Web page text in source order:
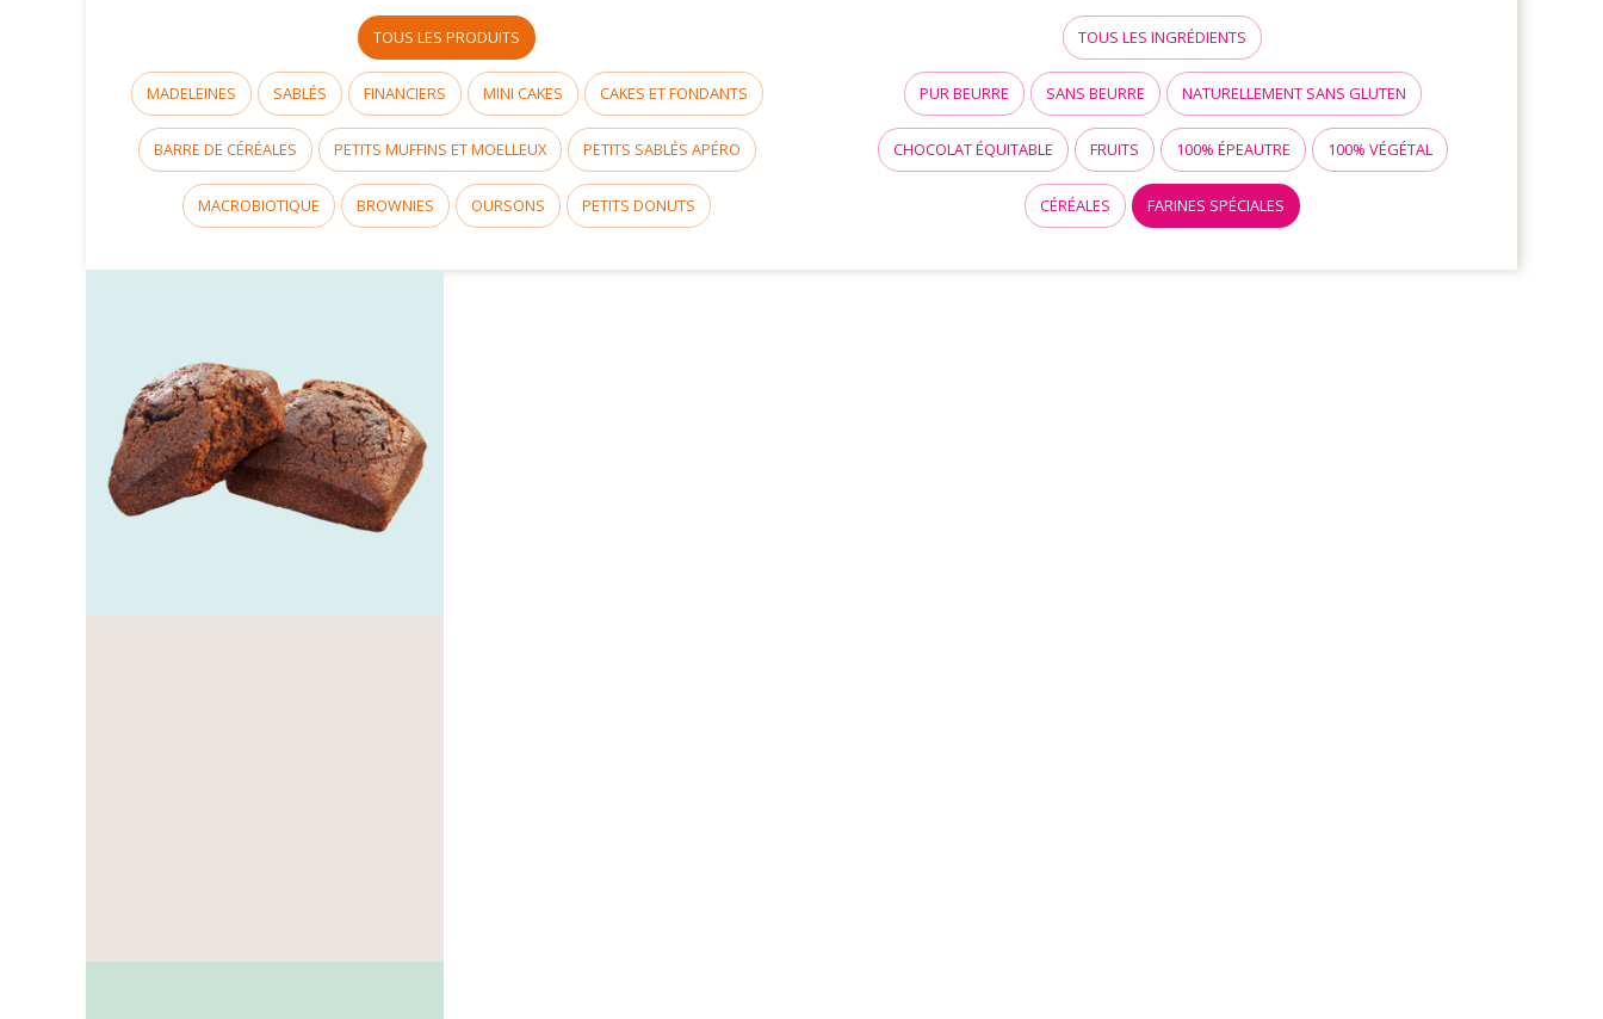
TOUS LES PRODUITS
MADELEINES SABLÉS FINANCIERS MINI CAKES CAKES ET FONDANTS
BARRE DE CÉRÉALES PETITS MUFFINS ET MOELLEUX PETITS SABLÉS APÉRO
MACROBIOTIQUE BROWNIES OURSONS PETITS DONUTS
TOUS LES INGRÉDIENTS
PUR BEURRE SANS BEURRE NATURELLEMENT SANS GLUTEN
CHOCOLAT ÉQUITABLE FRUITS 100% ÉPEAUTRE 100% VÉGÉTAL
CÉRÉALES FARINES SPÉCIALES